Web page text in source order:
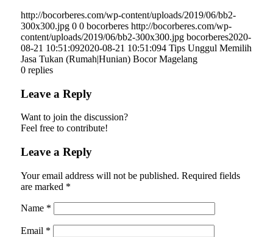
http://bocorberes.com/wp-content/uploads/2019/06/bb2-
300x300.jpg 0 0 bocorberes http://bocorberes.com/wp-
content/uploads/2019/06/bb2-300x300.jpg bocorberes2020-
08-21 10:51:092020-08-21 10:51:094 Tips Unggul Memilih
Jasa Tukan (Rumah|Hunian) Bocor Magelang
0 replies
Leave a Reply
Want to join the discussion?
Feel free to contribute!
Leave a Reply
Your email address will not be published. Required fields
are marked *
Name *
Email *